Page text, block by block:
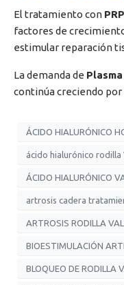
El tratamiento con
factores de
estimular reparación
La demanda de
continúa creciendo por
ÁCIDO HIALURÓNICO
ácido hialurónico rodilla
ÁCIDO HIALURÓNICO
artrosis cadera
ARTROSIS RODILLA
BIOESTIMULACIÓN
BLOQUEO DE RODILLA